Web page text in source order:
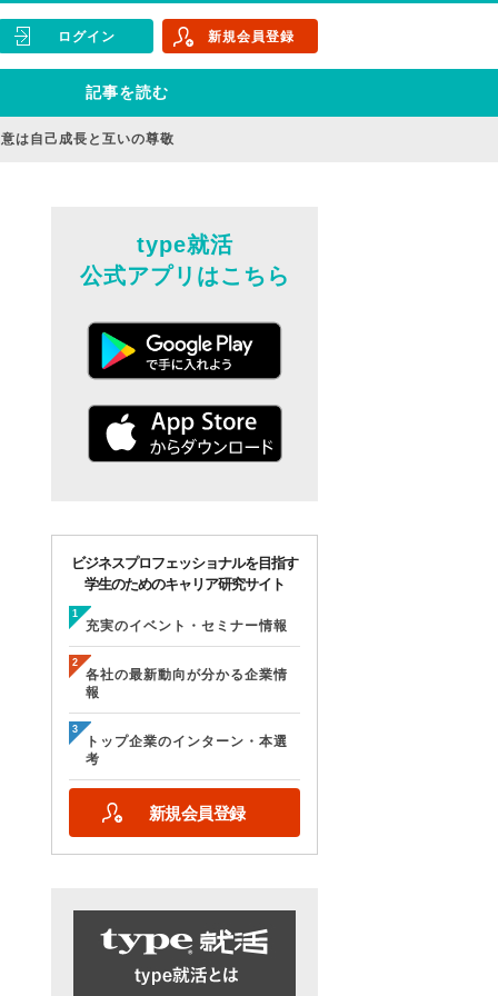
記事を読む
ログイン 新規会員登録
は自己成長と互いの尊敬
type就活
公式アプリはこちら
ビジネスプロフェッショナルを目指す
学生のためのキャリア研究サイト
充実のイベント・セミナー情報
各社の最新動向が分かる企業情
報
トップ企業のインターン・本選
考
新規会員登録